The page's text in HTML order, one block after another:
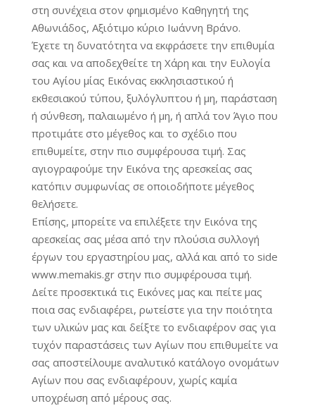
στη συνέχεια στον φημισμένο Καθηγητή της
Αθωνιάδος, Αξιότιμο κύριο Ιωάννη Βράνο.
Έχετε τη δυνατότητα να εκφράσετε την επιθυμία
σας και να αποδεχθείτε τη Χάρη και την Ευλογία
του Αγίου μίας Εικόνας εκκλησιαστικού ή
εκθεσιακού τύπου, ξυλόγλυπτου ή μη, παράσταση
ή σύνθεση, παλαιωμένο ή μη, ή απλά τον Άγιο που
προτιμάτε στο μέγεθος και το σχέδιο που
επιθυμείτε, στην πιο συμφέρουσα τιμή. Σας
αγιογραφούμε την Εικόνα της αρεσκείας σας
κατόπιν συμφωνίας σε οποιοδήποτε μέγεθος
θελήσετε.
Επίσης, μπορείτε να επιλέξετε την Εικόνα της
αρεσκείας σας μέσα από την πλούσια συλλογή
έργων του εργαστηρίου μας, αλλά και από το side
www.memakis.gr στην πιο συμφέρουσα τιμή.
Δείτε προσεκτικά τις Εικόνες μας και πείτε μας
ποια σας ενδιαφέρει, ρωτείστε για την ποιότητα
των υλικών μας και δείξτε το ενδιαφέρον σας για
τυχόν παραστάσεις των Αγίων που επιθυμείτε να
σας αποστείλουμε αναλυτικό κατάλογο ονομάτων
Αγίων που σας ενδιαφέρουν, χωρίς καμία
υποχρέωση από μέρους σας.